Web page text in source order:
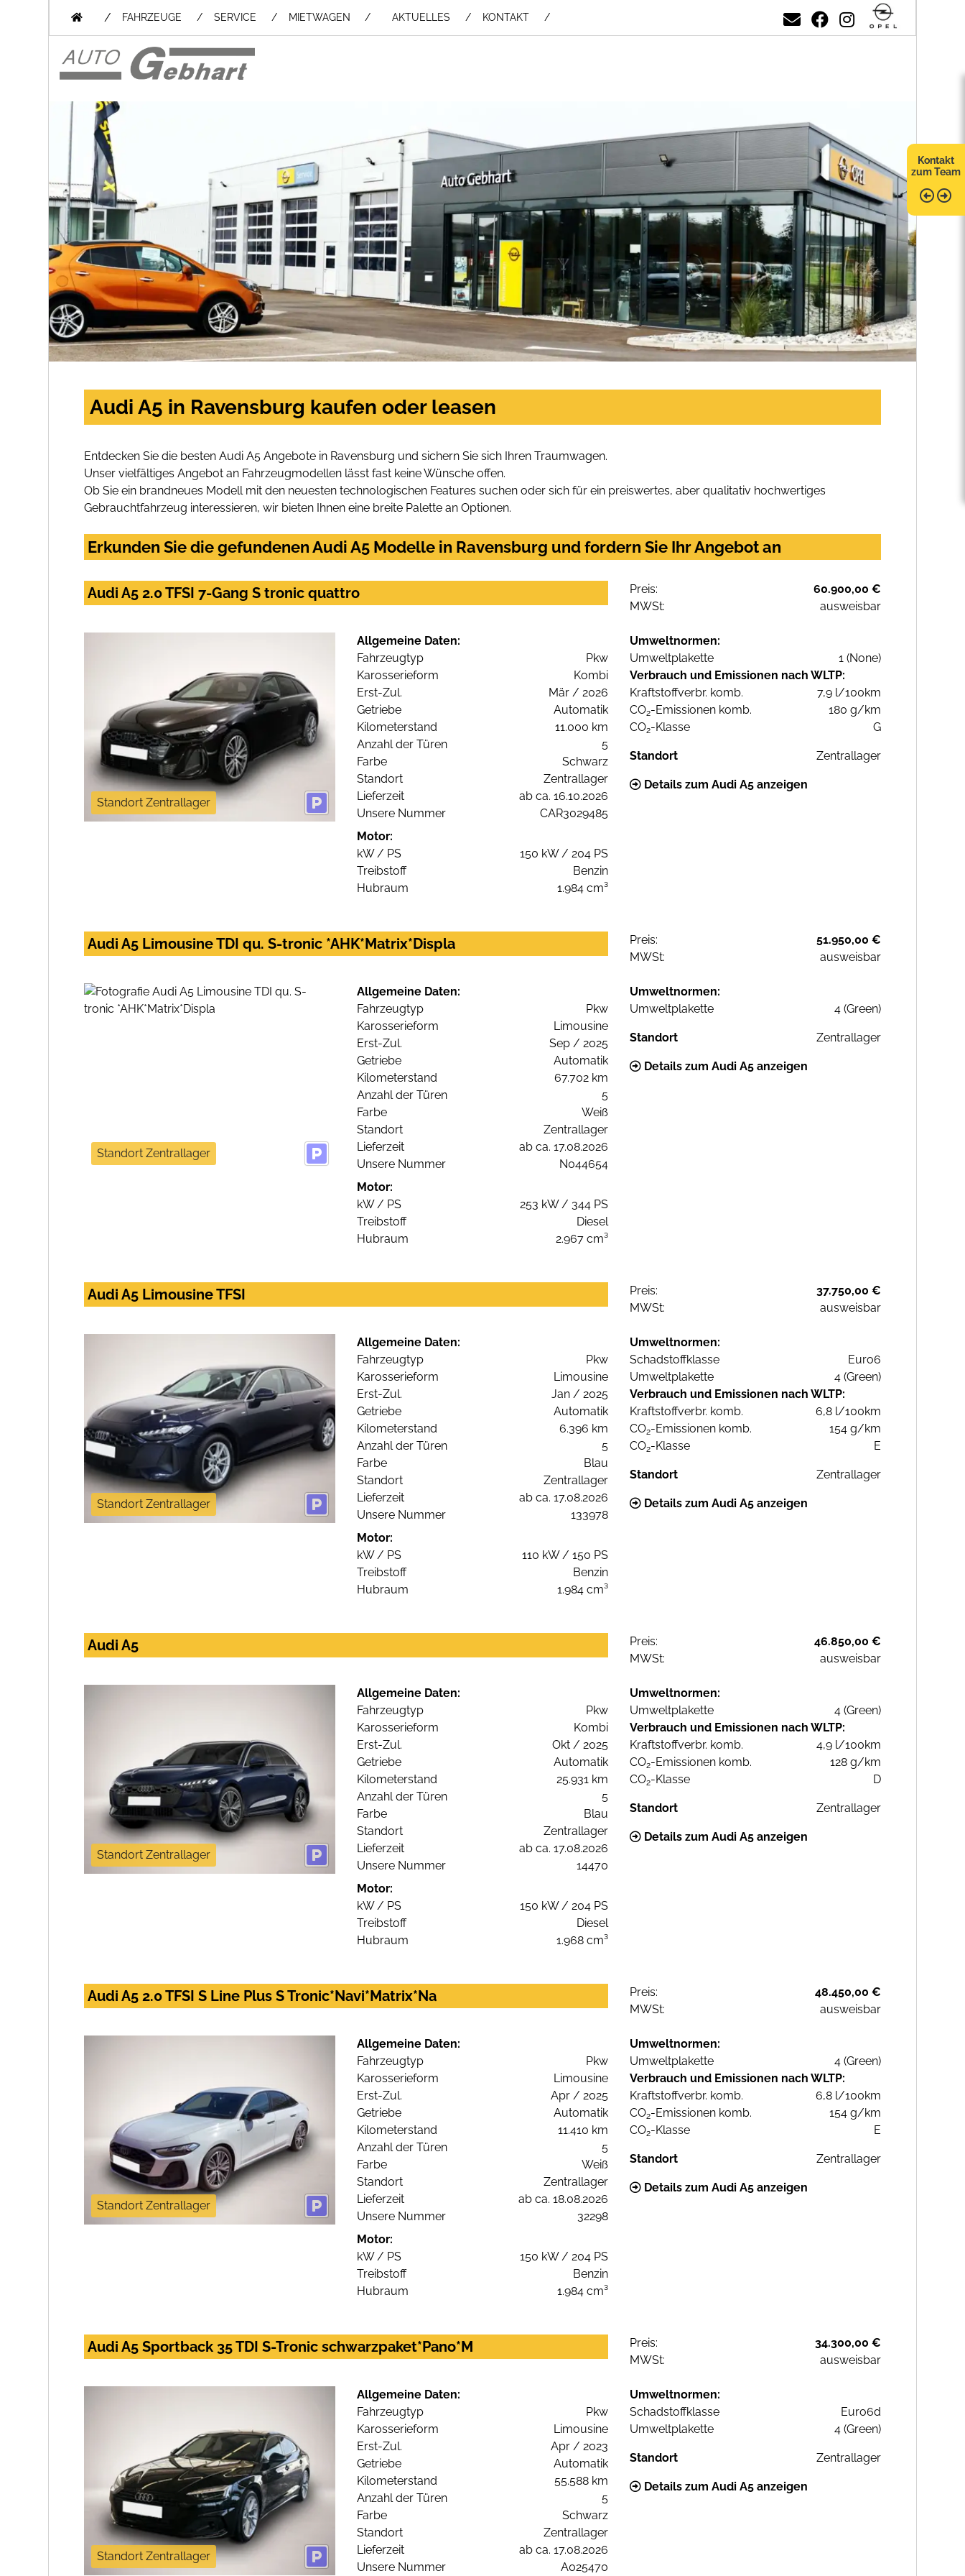
/ FAHRZEUGE SERVICE MIETWAGEN / AKTUELLES KONTAKT
Kontakt
zum Team
Audi A5 in Ravensburg kaufen oder leasen
Entdecken Sie die besten Audi A5 Angebote in Ravensburg und sichern Sie sich Ihren Traumwagen.
Unser vielfältiges Angebot an Fahrzeugmodellen lässt fast keine Wünsche offen.
Ob Sie ein brandneues Modell mit den neuesten technologischen Features suchen oder sich für ein preiswertes, aber qualitativ hochwertiges
Gebrauchtfahrzeug interessieren, wir bieten Ihnen eine breite Palette an Optionen.
Erkunden Sie die gefundenen Audi A5 Modelle in Ravensburg und fordern Sie Ihr Angebot an
Audi A5 2.0 TFSI 7-Gang S tronic quattro Preis:
60.900,00 €
MWSt:
ausweisbar
Standort Zentrallager
Allgemeine Daten:
Fahrzeugtyp
Pkw
Karosserieform
Kombi
Erst-Zul.
Mär / 2026
Getriebe
Automatik
Kilometerstand
11.000 km
Anzahl der Türen
5
Farbe
Schwarz
Standort
Zentrallager
Lieferzeit
ab ca. 16.10.2026
Unsere Nummer
CAR3029485
Motor:
kW / PS
150 kW / 204 PS
Treibstoff
Benzin
Hubraum
1.984 cm³
Umweltnormen:
Umweltplakette
1 (None)
Verbrauch und Emissionen nach WLTP:
Kraftstoffverbr. komb.
7,9 l/100km
CO2-Emissionen komb.
180 g/km
CO2-Klasse G
Standort Zentrallager
Details zum Audi A5 anzeigen
Audi A5 Limousine TDI qu. S-tronic *AHK*Matrix*Displa Preis:
51.950,00 €
MWSt:
ausweisbar
Standort Zentrallager
Allgemeine Daten:
Fahrzeugtyp
Pkw
Karosserieform
Limousine
Erst-Zul.
Sep / 2025
Getriebe
Automatik
Kilometerstand
67.702 km
Anzahl der Türen
5
Farbe
Weiß
Standort
Zentrallager
Lieferzeit
ab ca. 17.08.2026
Unsere Nummer
N044654
Motor:
kW / PS
253 kW / 344 PS
Treibstoff
Diesel
Hubraum
2.967 cm³
Umweltnormen:
Umweltplakette
4 (Green)
Standort Zentrallager
Details zum Audi A5 anzeigen
Audi A5 Limousine TFSI Preis:
37.750,00 €
MWSt:
ausweisbar
Standort Zentrallager
Allgemeine Daten:
Fahrzeugtyp
Pkw
Karosserieform
Limousine
Erst-Zul.
Jan / 2025
Getriebe
Automatik
Kilometerstand
6.396 km
Anzahl der Türen
5
Farbe
Blau
Standort
Zentrallager
Lieferzeit
ab ca. 17.08.2026
Unsere Nummer
133978
Motor:
kW / PS
110 kW / 150 PS
Treibstoff
Benzin
Hubraum
1.984 cm³
Umweltnormen:
Schadstoffklasse
Euro6
Umweltplakette
4 (Green)
Verbrauch und Emissionen nach WLTP:
Kraftstoffverbr. komb.
6,8 l/100km
CO2-Emissionen komb.
154 g/km
CO2-Klasse E
Standort Zentrallager
Details zum Audi A5 anzeigen
Audi A5 Preis:
46.850,00 €
MWSt:
ausweisbar
Standort Zentrallager
Allgemeine Daten:
Fahrzeugtyp
Pkw
Karosserieform
Kombi
Erst-Zul.
Okt / 2025
Getriebe
Automatik
Kilometerstand
25.931 km
Anzahl der Türen
5
Farbe
Blau
Standort
Zentrallager
Lieferzeit
ab ca. 17.08.2026
Unsere Nummer
14470
Motor:
kW / PS
150 kW / 204 PS
Treibstoff
Diesel
Hubraum
1.968 cm³
Umweltnormen:
Umweltplakette
4 (Green)
Verbrauch und Emissionen nach WLTP:
Kraftstoffverbr. komb.
4,9 l/100km
CO2-Emissionen komb.
128 g/km
CO2-Klasse D
Standort Zentrallager
Details zum Audi A5 anzeigen
Audi A5 2.0 TFSI S Line Plus S Tronic*Navi*Matrix*Na Preis:
48.450,00 €
MWSt:
ausweisbar
Standort Zentrallager
Allgemeine Daten:
Fahrzeugtyp
Pkw
Karosserieform
Limousine
Erst-Zul.
Apr / 2025
Getriebe
Automatik
Kilometerstand
11.410 km
Anzahl der Türen
5
Farbe
Weiß
Standort
Zentrallager
Lieferzeit
ab ca. 18.08.2026
Unsere Nummer
32298
Motor:
kW / PS
150 kW / 204 PS
Treibstoff
Benzin
Hubraum
1.984 cm³
Umweltnormen:
Umweltplakette
4 (Green)
Verbrauch und Emissionen nach WLTP:
Kraftstoffverbr. komb.
6,8 l/100km
CO2-Emissionen komb.
154 g/km
CO2-Klasse E
Standort Zentrallager
Details zum Audi A5 anzeigen
Audi A5 Sportback 35 TDI S-Tronic schwarzpaket*Pano*M Preis:
34.300,00 €
MWSt:
ausweisbar
Standort Zentrallager
Allgemeine Daten:
Fahrzeugtyp
Pkw
Karosserieform
Limousine
Erst-Zul.
Apr / 2023
Getriebe
Automatik
Kilometerstand
55.588 km
Anzahl der Türen
5
Farbe
Schwarz
Standort
Zentrallager
Lieferzeit
ab ca. 17.08.2026
Unsere Nummer
A025470
Umweltnormen:
Schadstoffklasse
Euro6d
Umweltplakette
4 (Green)
Standort Zentrallager
Details zum Audi A5 anzeigen